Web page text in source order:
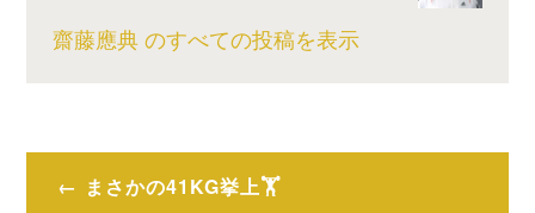
齋藤應典 のすべての投稿を表示
投
まさかの41KG挙上🏋️